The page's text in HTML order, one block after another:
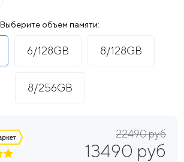
Выберите объем памяти:
6/128GB 8/128GB
8/256GB
22490 руб
13490 руб